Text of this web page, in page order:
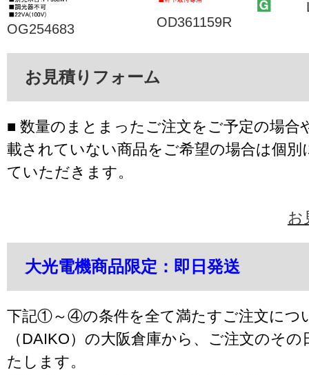
OG254683 OD361159R
お見積りフォーム
■ 数量のまとまったご注文をご予定の場合
載されていない商品をご希望の場合は個別
ていただきます。
お
大光電機商品限定：即日発送
下記①～④の条件を全て満たすご注文につ
（DAIKO）の大阪倉庫から、ご注文のそ
たします。